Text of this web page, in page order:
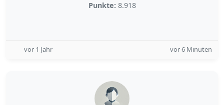
Punkte: 8.918
vor 1 Jahr vor 6 Minuten